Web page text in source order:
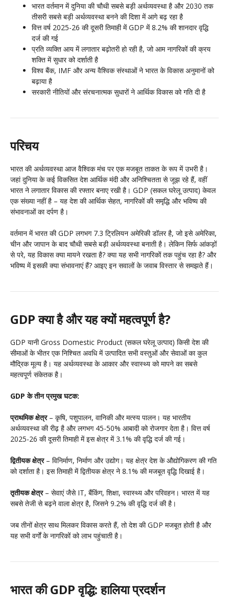
भारत वर्तमान में दुनिया की चौथी सबसे बड़ी अर्थव्यवस्था है और 2030 तक
तीसरी सबसे बड़ी अर्थव्यवस्था बनने की दिशा में आगे बढ़ रहा है
वित्त वर्ष 2025-26 की दूसरी तिमाही में GDP में 8.2% की शानदार वृद्धि
दर्ज की गई
प्रति व्यक्ति आय में लगातार बढ़ोतरी हो रही है, जो आम नागरिकों की क्रय
शक्ति में सुधार को दर्शाती है
विश्व बैंक, IMF और अन्य वैश्विक संस्थाओं ने भारत के विकास अनुमानों को
बढ़ाया है
सरकारी नीतियों और संरचनात्मक सुधारों ने आर्थिक विकास को गति दी है
परिचय
भारत की अर्थव्यवस्था आज वैश्विक मंच पर एक मजबूत ताकत के रूप में उभरी है।
जहां दुनिया के कई विकसित देश आर्थिक मंदी और अनिश्चितता से जूझ रहे हैं, वहीं
भारत ने लगातार विकास की रफ्तार बनाए रखी है। GDP (सकल घरेलू उत्पाद) केवल
एक संख्या नहीं है – यह देश की आर्थिक सेहत, नागरिकों की समृद्धि और भविष्य की
संभावनाओं का दर्पण है।
वर्तमान में भारत की GDP लगभग 7.3 ट्रिलियन अमेरिकी डॉलर है, जो इसे अमेरिका,
चीन और जापान के बाद चौथी सबसे बड़ी अर्थव्यवस्था बनाती है। लेकिन सिर्फ आंकड़ों
से परे, यह विकास क्या मायने रखता है? क्या यह सभी नागरिकों तक पहुंच रहा है? और
भविष्य में इसकी क्या संभावनाएं हैं? आइए इन सवालों के जवाब विस्तार से समझते हैं।
GDP क्या है और यह क्यों महत्वपूर्ण है?
GDP यानी Gross Domestic Product (सकल घरेलू उत्पाद) किसी देश की
सीमाओं के भीतर एक निश्चित अवधि में उत्पादित सभी वस्तुओं और सेवाओं का कुल
मौद्रिक मूल्य है। यह अर्थव्यवस्था के आकार और स्वास्थ्य को मापने का सबसे
महत्वपूर्ण संकेतक है।
GDP के तीन प्रमुख घटक:
प्राथमिक क्षेत्र– कृषि, पशुपालन, वानिकी और मत्स्य पालन। यह भारतीय
अर्थव्यवस्था की रीढ़ है और लगभग 45-50% आबादी को रोजगार देता है। वित्त वर्ष
2025-26 की दूसरी तिमाही में इस क्षेत्र में 3.1% की वृद्धि दर्ज की गई।
द्वितीयक क्षेत्र– विनिर्माण, निर्माण और उद्योग। यह क्षेत्र देश के औद्योगिकरण की गति
को दर्शाता है। इस तिमाही में द्वितीयक क्षेत्र ने 8.1% की मजबूत वृद्धि दिखाई है।
तृतीयक क्षेत्र– सेवाएं जैसे IT, बैंकिंग, शिक्षा, स्वास्थ्य और परिवहन। भारत में यह
सबसे तेजी से बढ़ने वाला क्षेत्र है, जिसने 9.2% की वृद्धि दर्ज की है।
जब तीनों क्षेत्र साथ मिलकर विकास करते हैं, तो देश की GDP मजबूत होती है और
यह सभी वर्गों के नागरिकों को लाभ पहुंचाती है।
भारत की GDP वृद्धि: हालिया प्रदर्शन